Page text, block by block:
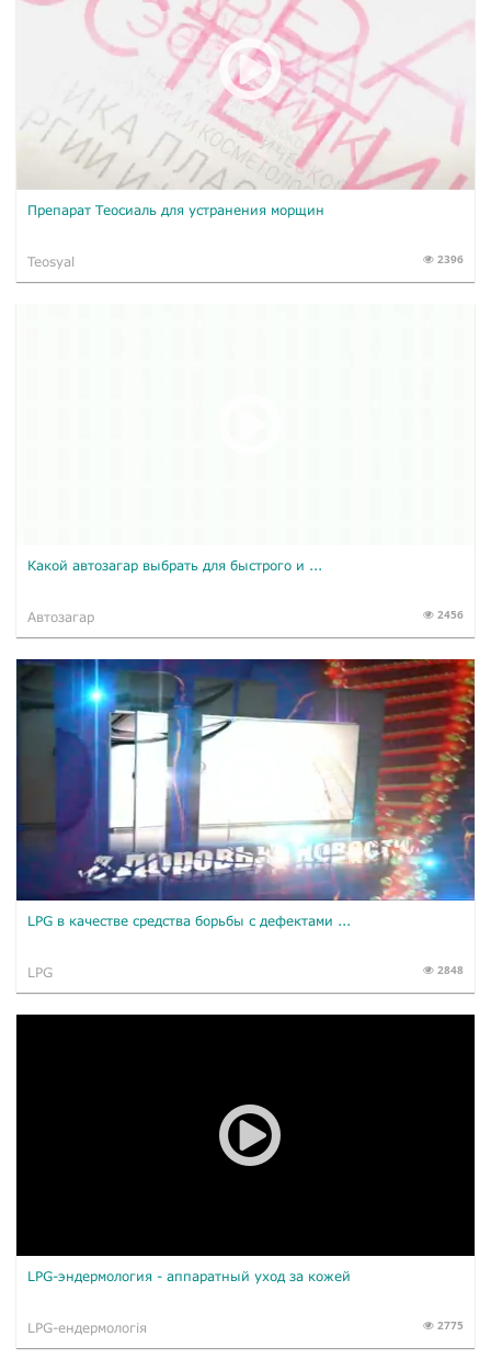
Препарат Теосиаль для устранения морщин
Teosyal 2396
Какой автозагар выбрать для быстрого и ...
Автозагар 2456
LPG в качестве средства борьбы с дефектами ...
LPG 2848
LPG-эндермология - аппаратный уход за кожей
LPG-ендермологія 2775